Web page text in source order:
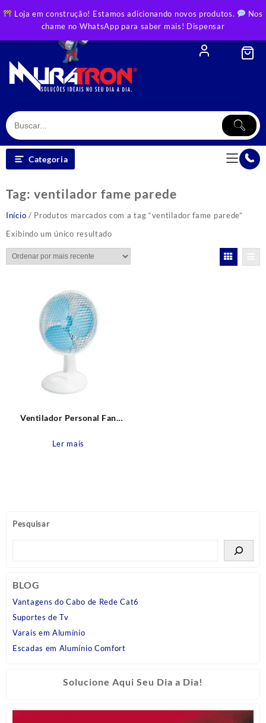
Loja em construção! Estamos adicionando novos produtos.
Nos
chame no WhatsApp para saber mais! Dispensar
to
Categoria
Pesquisar
BLOG
Vantagens do Cabo de Rede Cat6
Suportes de Tv
Varais em Alumínio
Escadas em Alumínio Comfort
Solucione Aqui Seu Dia a Dia!
Tag: ventilador fame parede
Início / Produtos marcados com a tag “ventilador fame parede”
Exibindo um único resultado
Ventilador Personal Fan
Ler mais